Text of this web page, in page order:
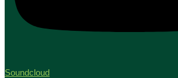
Soundcloud